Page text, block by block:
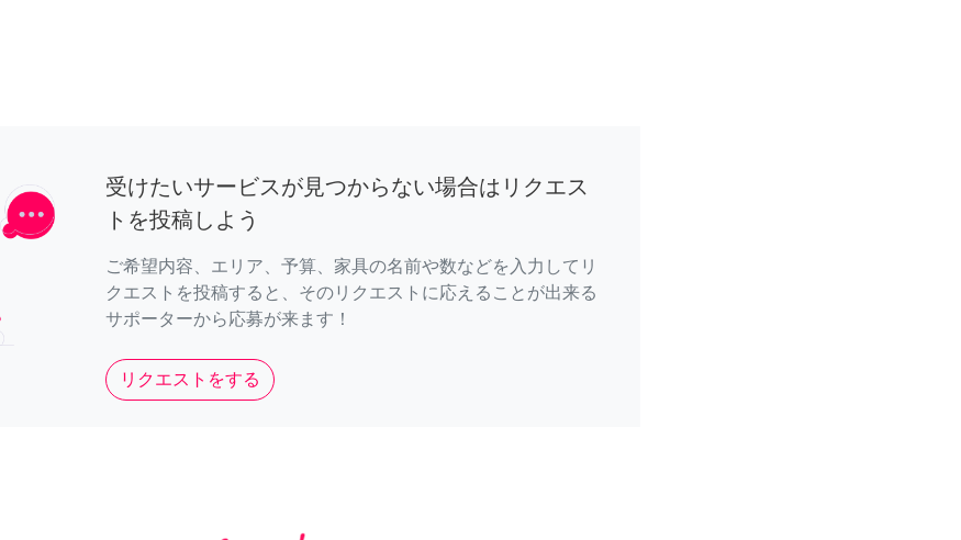
受けたいサービスが見つからない場合はリクエス
トを投稿しよう
ご希望内容、エリア、予算、家具の名前や数などを入力してリ
クエストを投稿すると、そのリクエストに応えることが出来る
サポーターから応募が来ます！
リクエストをする